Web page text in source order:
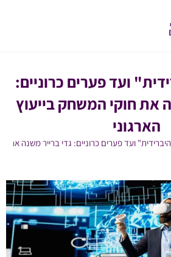
ועד פערים כרוניים:
את חוקי המשחק בייעוץ
הארגוני
היברידית" ועד פערים כרוניים: גדי ברייר משנה את